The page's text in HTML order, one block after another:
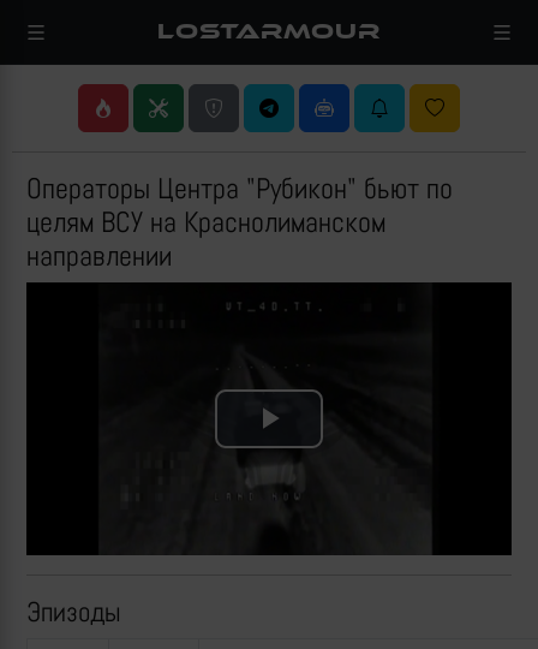
LOSTARMOUR
Операторы Центра "Рубикон" бьют по
целям ВСУ на Краснолиманском
направлении
Play
Video
Эпизоды